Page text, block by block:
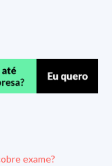
exame?